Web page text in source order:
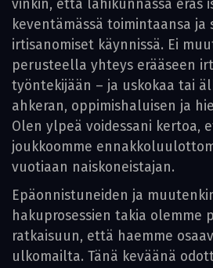
vinkin, että lähikunnassa eräs
keventämässä toimintaansa ja
irtisanomiset käynnissä. Ei
perusteella yhteys erääseen
työntekijään – ja uskokaa tai
ahkeran, oppimishaluisen ja
Olen ylpeä voidessani kertoa,
joukkoomme
vuotiaan naiskoneistajan.
Epäonnistuneiden ja
hakuprosessien takia olemme
ratkaisuun, että haemme
ulkomailta. Tänä keväänä